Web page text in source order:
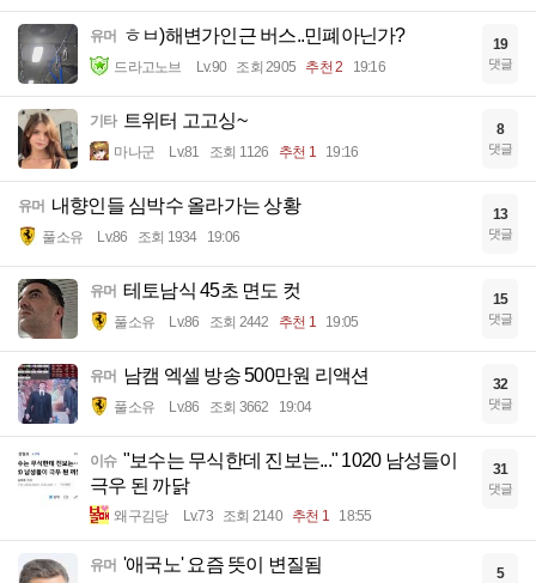
유머 ㅎㅂ)해변가인근 버스..민폐아닌가?
드라고노브 Lv.90 조회 2905 추천 2 19:16
19
댓글
기타 트위터 고고싱~
마나군 Lv.81 조회 1126 추천 1 19:16
8
댓글
유머 내향인들 심박수 올라가는 상황
풀소유 Lv.86 조회 1934 19:06
13
댓글
유머 테토남식 45초 면도 컷
풀소유 Lv.86 조회 2442 추천 1 19:05
15
댓글
유머 남캠 엑셀 방송 500만원 리액션
풀소유 Lv.86 조회 3662 19:04
32
댓글
이슈 "보수는 무식한데 진보는..." 1020 남성들이
극우 된 까닭
왜구김당 Lv.73 조회 2140 추천 1 18:55
31
댓글
유머 '애국노' 요즘 뜻이 변질됨 5